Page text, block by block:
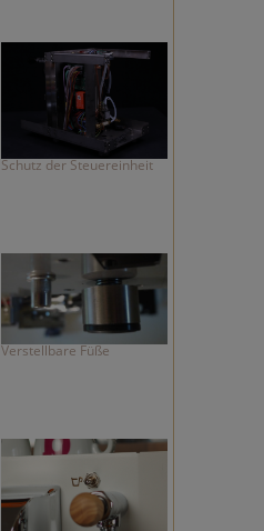
Schutz der Steuereinheit
Verstellbare Füße